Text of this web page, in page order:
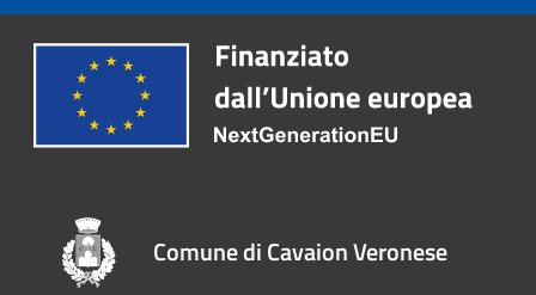
Comune di Cavaion Veronese